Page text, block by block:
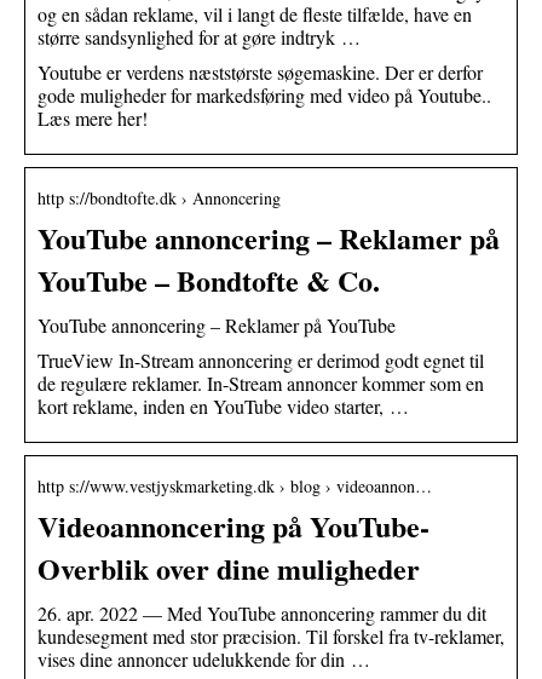
og en sådan reklame, vil i langt de fleste tilfælde, have en
større sandsynlighed for at gøre indtryk …
Youtube er verdens næststørste søgemaskine. Der er derfor
gode muligheder for markedsføring med video på Youtube..
Læs mere her!
http s://bondtofte.dk › Annoncering
YouTube annoncering – Reklamer på
YouTube – Bondtofte & Co.
YouTube annoncering – Reklamer på YouTube
TrueView In-Stream annoncering er derimod godt egnet til
de regulære reklamer. In-Stream annoncer kommer som en
kort reklame, inden en YouTube video starter, …
http s://www.vestjyskmarketing.dk › blog › videoannon…
Videoannoncering på YouTube-
Overblik over dine muligheder
26. apr. 2022 — Med YouTube annoncering rammer du dit
kundesegment med stor præcision. Til forskel fra tv-reklamer,
vises dine annoncer udelukkende for din …